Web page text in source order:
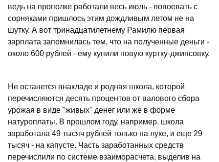
ведь на прополке работали весь июль - повоевать с
сорняками пришлось этим дождливым летом не на
шутку. А вот тринадцатилетнему Рамилю первая
зарплата запомнилась тем, что на полученные деньги -
около 600 рублей - ему купили новую куртку-джинсовку.
Не останется внакладе и родная школа, которой
перечисляются десять процентов от валового сбора
урожая в виде "живых" денег или же в форме
натуроплаты. В прошлом году, например, школа
заработала 49 тысяч рублей только на луке, и еще 29
тысяч - на капусте. Часть заработанных средств
перечислили по системе взаиморасчета, выделив на